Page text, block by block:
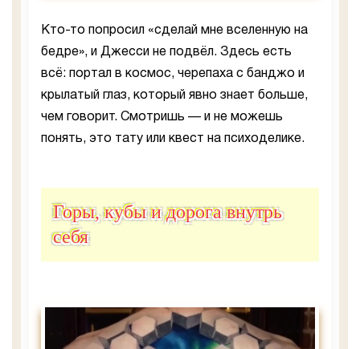
Кто-то попросил «сделай мне вселенную на
бедре», и Джесси не подвёл. Здесь есть
всё: портал в космос, черепаха с банджо и
крылатый глаз, который явно знает больше,
чем говорит. Смотришь — и не можешь
понять, это тату или квест на психоделике.
Горы, кубы и дорога внутрь
себя